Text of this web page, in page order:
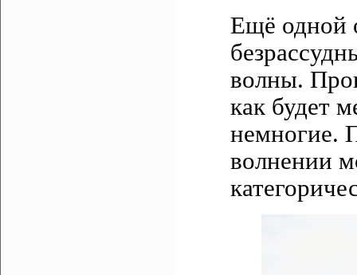
Ещё одной
волны.
как будет
немногие.
волнении